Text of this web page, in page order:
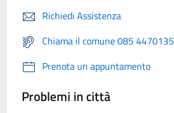
Richiedi Assistenza
Chiama il comune 085 4470135
Prenota un appuntamento
Problemi in città